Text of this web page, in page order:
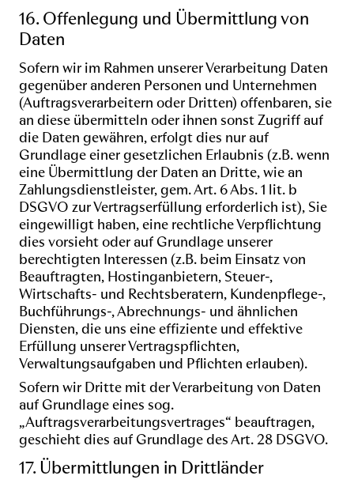
16. Offenlegung und Übermittlung von
Daten
Sofern wir im Rahmen unserer Verarbeitung Daten
gegenüber anderen Personen und Unternehmen
(Auftragsverarbeitern oder Dritten) offenbaren, sie
an diese übermitteln oder ihnen sonst Zugriff auf
die Daten gewähren, erfolgt dies nur auf
Grundlage einer gesetzlichen Erlaubnis (z.B. wenn
eine Übermittlung der Daten an Dritte, wie an
Zahlungsdienstleister, gem. Art. 6 Abs. 1 lit. b
DSGVO zur Vertragserfüllung erforderlich ist), Sie
eingewilligt haben, eine rechtliche Verpflichtung
dies vorsieht oder auf Grundlage unserer
berechtigten Interessen (z.B. beim Einsatz von
Beauftragten, Hostinganbietern, Steuer-,
Wirtschafts- und Rechtsberatern, Kundenpflege-,
Buchführungs-, Abrechnungs- und ähnlichen
Diensten, die uns eine effiziente und effektive
Erfüllung unserer Vertragspflichten,
Verwaltungsaufgaben und Pflichten erlauben).
Sofern wir Dritte mit der Verarbeitung von Daten
auf Grundlage eines sog.
„Auftragsverarbeitungsvertrages“ beauftragen,
geschieht dies auf Grundlage des Art. 28 DSGVO.
17. Übermittlungen in Drittländer